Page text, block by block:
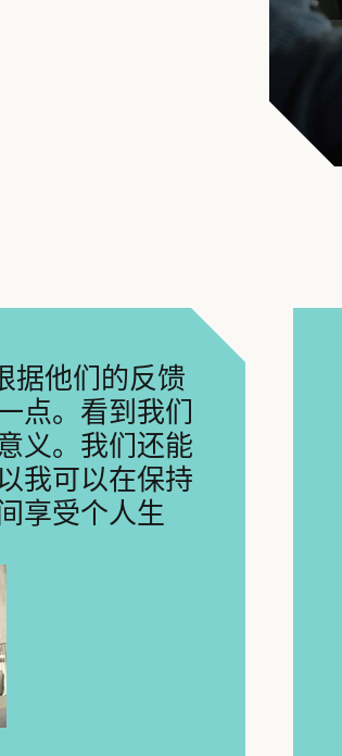
据他们的反馈
点。看到我们
义。我们还能
我可以在保持
享受个人生